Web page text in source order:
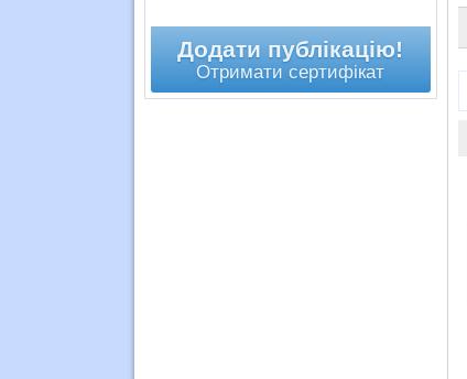
Додати публікацію!
Отримати сертифікат